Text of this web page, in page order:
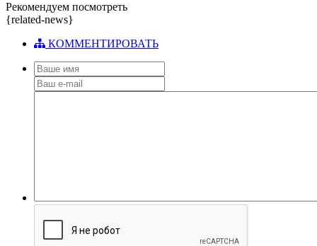
Рекомендуем посмотреть
{related-news}
КОММЕНТИРОВАТЬ